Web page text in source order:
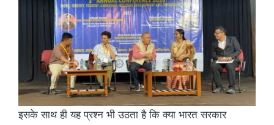
इसके साथ ही यह प्रश्न भी उठता है कि क्या भारत सरकार